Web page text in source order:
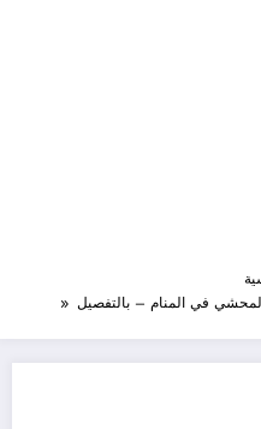
في المنام – بالتفصيل